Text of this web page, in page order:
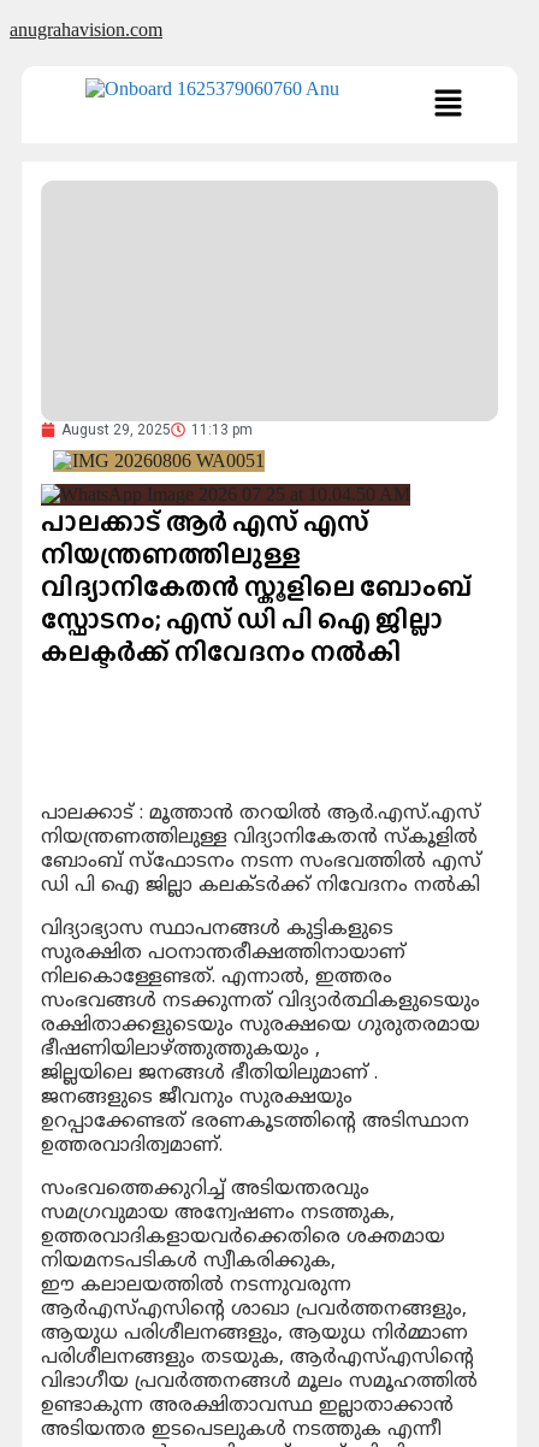
anugrahavision.com
August 29, 2025 11:13 pm
പാലക്കാട് ആർ എസ് എസ്
നിയന്ത്രണത്തിലുള്ള
വിദ്യാനികേതൻ സ്കൂളിലെ ബോംബ്
സ്ഫോടനം; എസ് ഡി പി ഐ ജില്ലാ
കലക്ടർക്ക് നിവേദനം നൽകി
പാലക്കാട് : മൂത്താൻ തറയിൽ ആർ.എസ്.എസ്
നിയന്ത്രണത്തിലുള്ള വിദ്യാനികേതൻ സ്കൂളിൽ
ബോംബ് സ്ഫോടനം നടന്ന സംഭവത്തിൽ എസ്
ഡി പി ഐ ജില്ലാ കലക്ടർക്ക് നിവേദനം നൽകി
വിദ്യാഭ്യാസ സ്ഥാപനങ്ങൾ കുട്ടികളുടെ
സുരക്ഷിത പഠനാന്തരീക്ഷത്തിനായാണ്
നിലകൊള്ളേണ്ടത്. എന്നാൽ, ഇത്തരം
സംഭവങ്ങൾ നടക്കുന്നത് വിദ്യാർത്ഥികളുടെയും
രക്ഷിതാക്കളുടെയും സുരക്ഷയെ ഗുരുതരമായ
ഭീഷണിയിലാഴ്ത്തുത്തുകയും ,
ജില്ലയിലെ ജനങ്ങൾ ഭീതിയിലുമാണ് .
ജനങ്ങളുടെ ജീവനും സുരക്ഷയും
ഉറപ്പാക്കേണ്ടത് ഭരണകൂടത്തിന്റെ അടിസ്ഥാന
ഉത്തരവാദിത്വമാണ്.
സംഭവത്തെക്കുറിച്ച് അടിയന്തരവും
സമഗ്രവുമായ അന്വേഷണം നടത്തുക,
ഉത്തരവാദികളായവർക്കെതിരെ ശക്തമായ
നിയമനടപടികൾ സ്വീകരിക്കുക,
ഈ കലാലയത്തിൽ നടന്നുവരുന്ന
ആർഎസ്എസിന്റെ ശാഖാ പ്രവർത്തനങ്ങളും,
ആയുധ പരിശീലനങ്ങളും, ആയുധ നിർമ്മാണ
പരിശീലനങ്ങളും തടയുക, ആർഎസ്എസിന്റെ
വിഭാഗീയ പ്രവർത്തനങ്ങൾ മൂലം സമൂഹത്തിൽ
ഉണ്ടാകുന്ന അരക്ഷിതാവസ്ഥ ഇല്ലാതാക്കാൻ
അടിയന്തര ഇടപെടലുകൾ നടത്തുക എന്നീ